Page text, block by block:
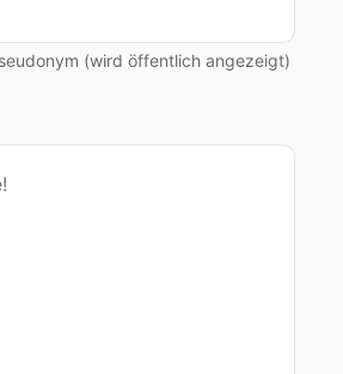
(wird öffentlich angezeigt)